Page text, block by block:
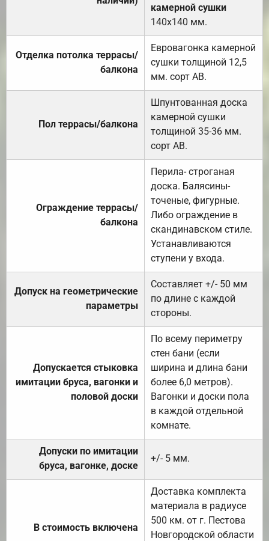
камерной сушки
140х140 мм.
Отделка потолка террасы/
балкона
Евровагонка камерной
сушки толщиной 12,5
мм. сорт АВ.
Пол террасы/балкона
Шпунтованная доска
камерной сушки
толщиной 35-36 мм.
сорт АВ.
Ограждение террасы/
балкона
Перила- строганая
доска. Балясины-
точеные, фигурные.
Либо ограждение в
скандинавском стиле.
Устанавливаются
ступени у входа.
Допуск на геометрические
параметры
Составляет +/- 50 мм
по длине с каждой
стороны.
Допускается стыковка
имитации бруса, вагонки и
половой доски
По всему периметру
стен бани (если
ширина и длина бани
более 6,0 метров).
Вагонки и доски пола
в каждой отдельной
комнате.
Допуски по имитации
бруса, вагонке, доске
+/- 5 мм.
В стоимость включена
Доставка комплекта
материала в радиусе
500 км. от г. Пестова
Новгородской области